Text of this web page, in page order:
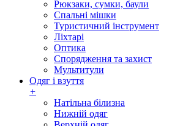
Рюкзаки, сумки, баули
Спальні мішки
Туристичний інструмент
Ліхтарі
Оптика
Спорядження та захист
Мультитули
Одяг і взуття
+
Натільна білизна
Нижній одяг